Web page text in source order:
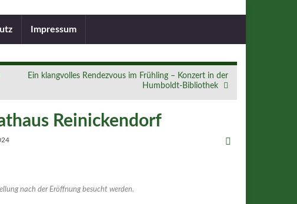
Impressum
Ein klangvolles Rendezvous im Frühling – Konzert in der
Humboldt-Bibliothek
Reinickendorf
nach der Eröffnung besucht werden.